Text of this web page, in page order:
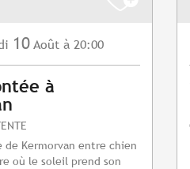
10 Août à 20:00
à
de Kermorvan entre chien
où le soleil prend son